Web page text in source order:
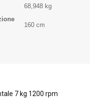
68,948 kg
160 cm
7 kg 1200 rpm